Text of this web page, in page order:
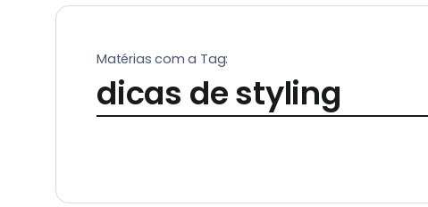
Matérias com a Tag:
dicas de styling